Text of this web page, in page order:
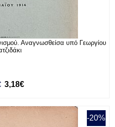
Αναγνωσθείσα υπό Γεωργίου
3,18€
-20%